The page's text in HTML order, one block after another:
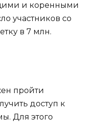
и коренными
участников со
в 7 млн.
пройти
доступ к
Для этого